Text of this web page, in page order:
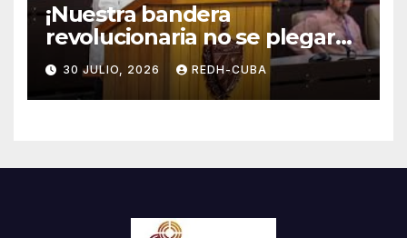
¡Nuestra bandera
revolucionaria no se plegará
jamás! Por Bruno Rodríguez
Parrilla
30 JULIO, 2026 REDH-CUBA